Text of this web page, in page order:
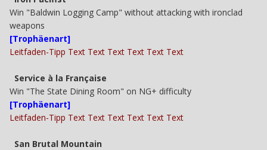
Win "Baldwin Logging Camp" without attacking with ironclad
weapons
[Trophäenart]
Leitfaden-Tipp Text Text Text Text Text Text
Service à la Française
Win "The State Dining Room" on NG+ difficulty
[Trophäenart]
Leitfaden-Tipp Text Text Text Text Text Text
San Brutal Mountain